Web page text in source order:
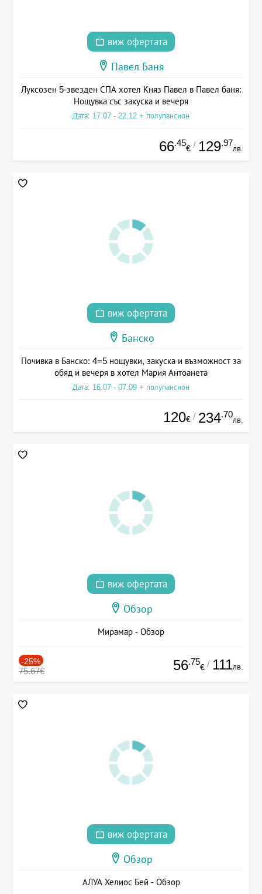
виж офертата
Павел Баня
Луксозен 5-звезден СПА хотел Княз Павел в Павел баня:
Нощувка със закуска и вечеря
Дата: 17.07 - 22.12 + полупансион
66.45
€ / 129.97
лв.
виж офертата
Банско
Почивка в Банско: 4=5 нощувки, закуска и възможност за
обяд и вечеря в хотел Мария Антоанета
Дата: 16.07 - 07.09 + полупансион
120€ / 234.70
лв.
виж офертата
Обзор
Мирамар - Обзор
-25%
75.67€ 56.75
€ / 111лв.
виж офертата
Обзор
АЛУА Хелиос Бей - Обзор